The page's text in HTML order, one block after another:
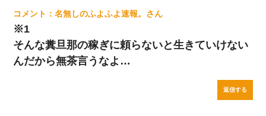
名無しのふよふよ速報。
※1
そんな糞旦那の稼ぎに頼らないと生きていけない
んだから無茶言うなよ…
返信する